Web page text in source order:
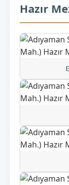
Hazır